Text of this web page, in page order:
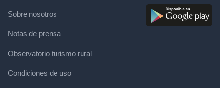
Sobre nosotros
Notas de prensa
Observatorio turismo rural
Condiciones de uso